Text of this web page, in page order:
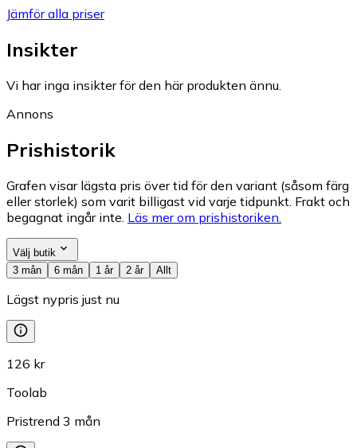
Jämför alla priser
Insikter
Vi har inga insikter för den här produkten ännu.
Annons
Prishistorik
Grafen visar lägsta pris över tid för den variant (såsom färg
eller storlek) som varit billigast vid varje tidpunkt. Frakt och
begagnat ingår inte. Läs mer om prishistoriken.
Välj butik
3 mån
6 mån 1 år 2 år Allt
Lägst nypris just nu
126 kr
Toolab
Pristrend 3 mån